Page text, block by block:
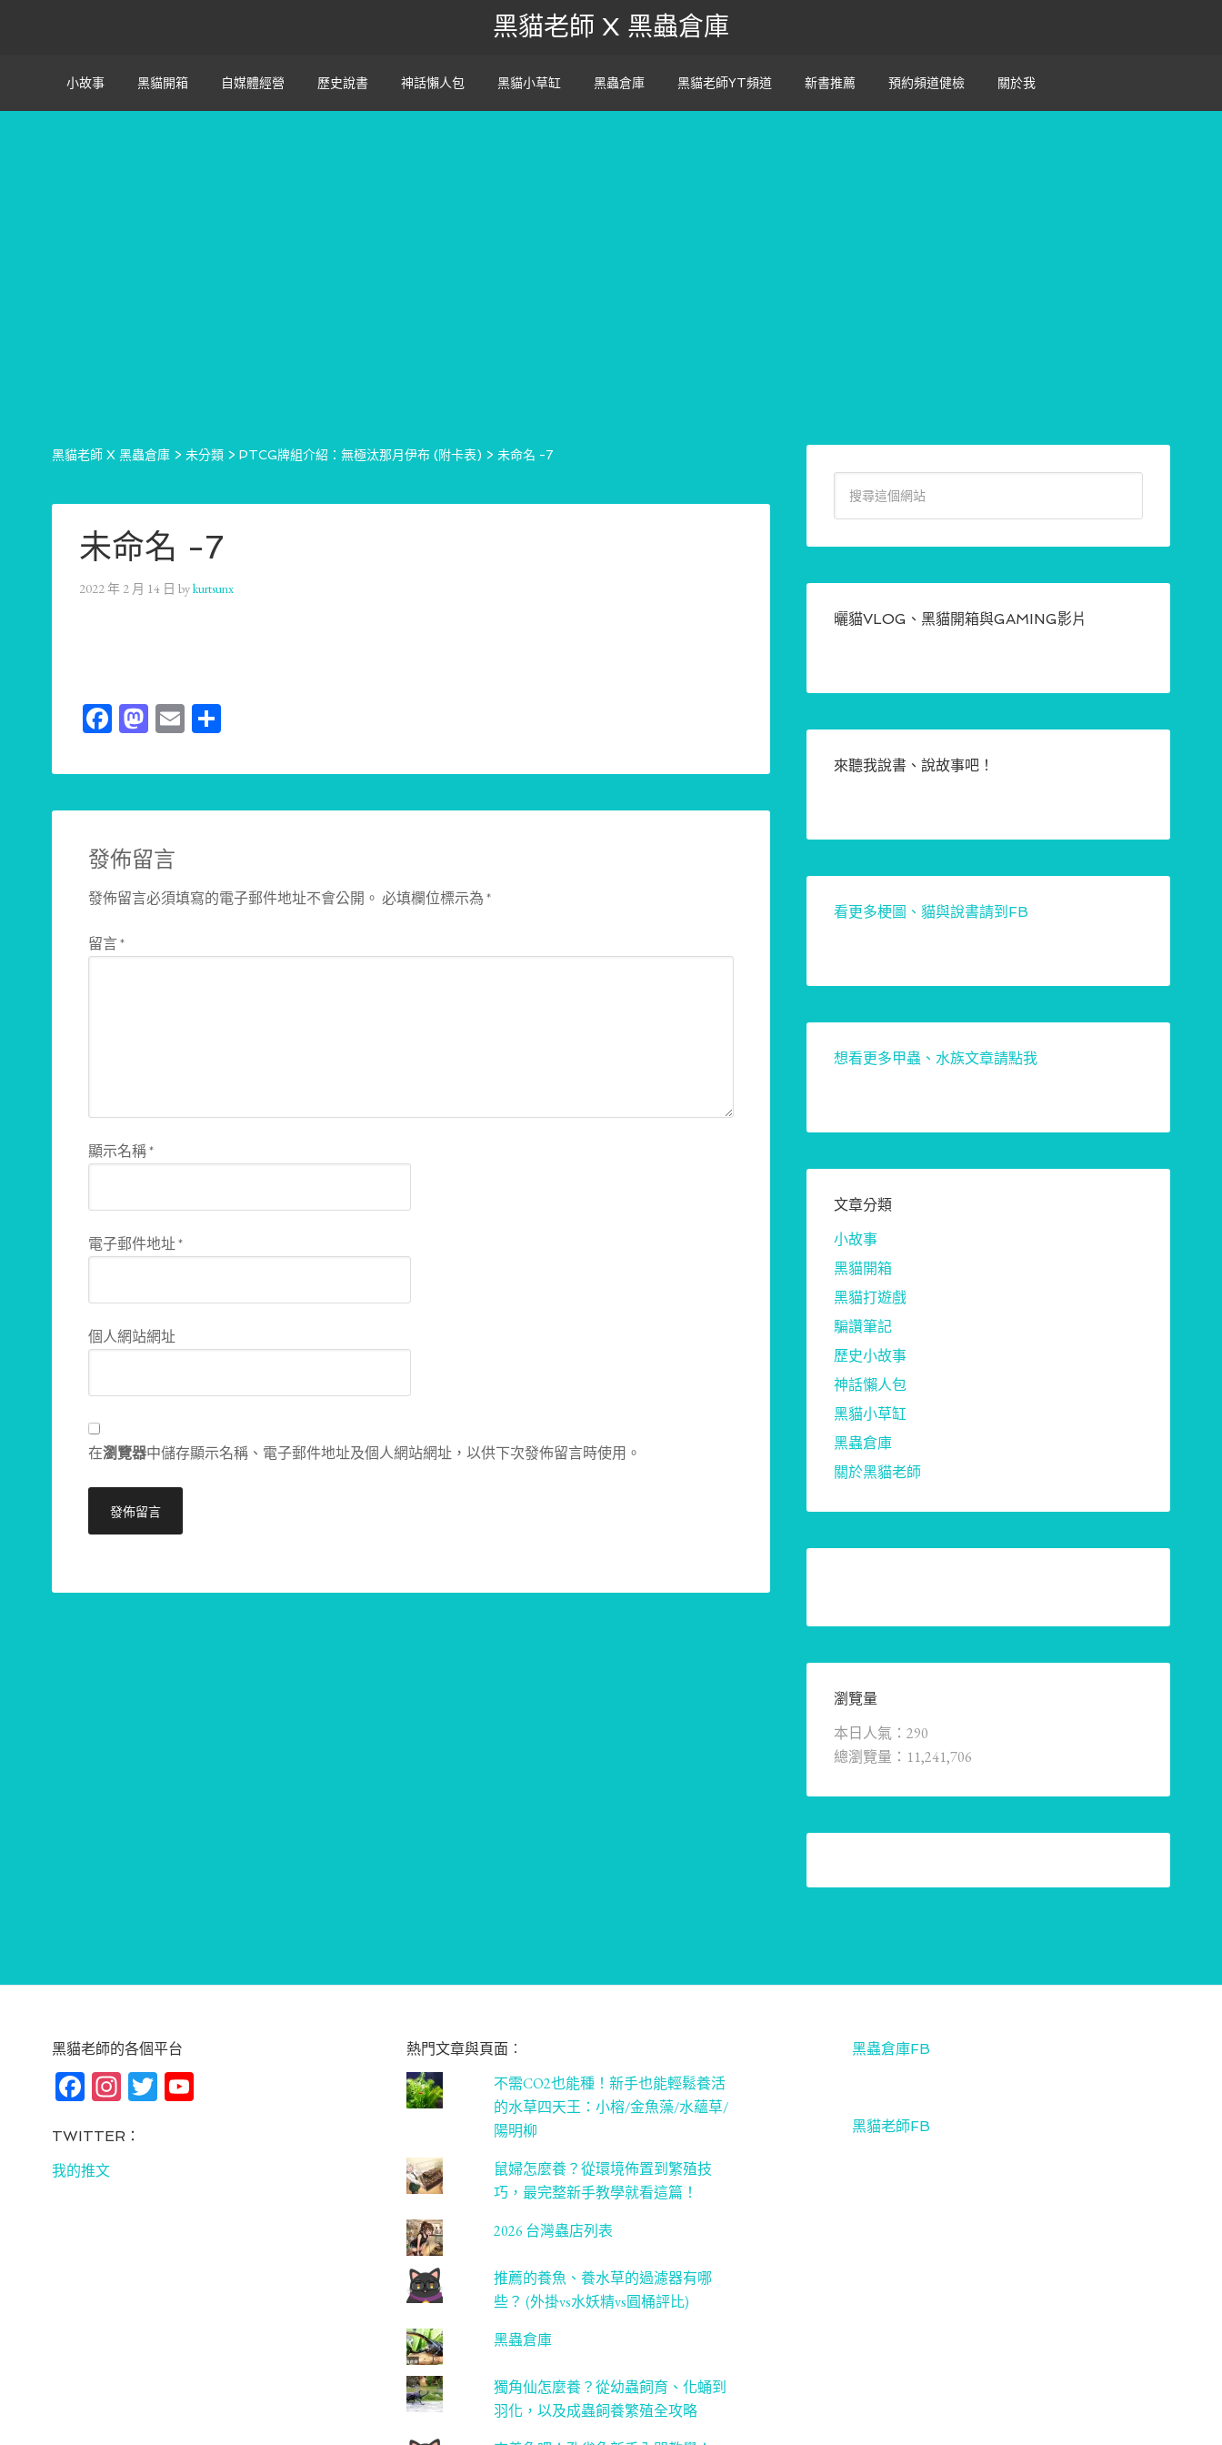
黑貓老師 X 黑蟲倉庫
小故事 黑貓開箱 自媒體經營 歷史說書 神話懶人包 黑貓小草缸 黑蟲倉庫 黑貓老師YT頻道 新書推薦 預約頻道健檢 關於我
黑貓老師 X 黑蟲倉庫 > 未分類 > PTCG牌組介紹：無極汰那月伊布 (附卡表) > 未命名 -7
未命名 -7
2022 年 2 月 14 日 bykurtsunx
Facebook
Mastodon
Email
發佈留言
發佈留言必須填寫的電子郵件地址不會公開。 必填欄位標示為*
留言*
顯示名稱*
電子郵件地址*
個人網站網址
在瀏覽器中儲存顯示名稱、電子郵件地址及個人網站網址，以供下次發佈留言時使用。
曬貓VLOG、黑貓開箱與GAMING影片
來聽我說書、說故事吧！
看更多梗圖、貓與說書請到FB
想看更多甲蟲、水族文章請點我
文章分類
小故事
黑貓開箱
黑貓打遊戲
騙讚筆記
歷史小故事
神話懶人包
黑貓小草缸
黑蟲倉庫
關於黑貓老師
瀏覽量
本日人氣：290
總瀏覽量：11,241,706
黑貓老師的各個平台
Fa
bo
ok
In
ag
T
TWITTER：
我的推文
熱門文章與頁面︰
不需CO2也能種！新手也能輕鬆養活
的水草四天王：小榕/金魚藻/水蘊草/
陽明柳
鼠婦怎麼養？從環境佈置到繁殖技
巧，最完整新手教學就看這篇！
2026 台灣蟲店列表
推薦的養魚、養水草的過濾器有哪
些？ (外掛vs水妖精vs圓桶評比)
黑蟲倉庫
獨角仙怎麼養？從幼蟲飼育、化蛹到
羽化，以及成蟲飼養繁殖全攻略
黑蟲倉庫FB
黑貓老師FB